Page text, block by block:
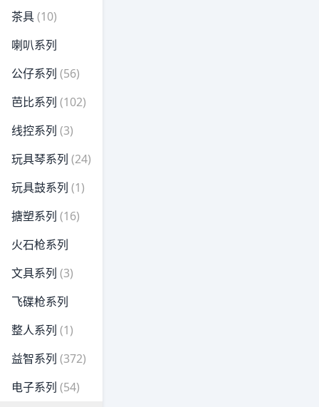
茶具(10)
喇叭系列
公仔系列 (56)
芭比系列 (102)
线控系列 (3)
玩具琴系列 (24)
玩具鼓系列 (1)
搪塑系列 (16)
火石枪系列
文具系列 (3)
飞碟枪系列
整人系列 (1)
益智系列 (372)
电子系列 (54)